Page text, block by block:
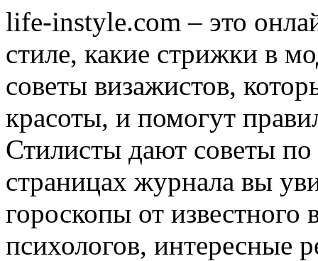
life-instyle.com – это
стиле, какие стрижки в
советы визажистов,
красоты, и помогут
Стилисты дают советы
страницах журнала вы
гороскопы от известного
психологов, интересные